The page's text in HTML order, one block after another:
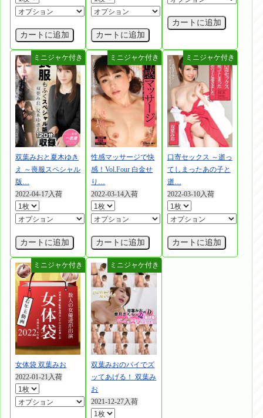
カートに追加 カートに追加
カートに追加
双葉みおと夏木ゆき
え ～喪服スペシャル
版…
2022-04-17入荷
カートに追加
性感マッサージで快
感！Vol.Four 白金せ
り…
2022-03-14入荷
カートに追加
口寄セックス ～逝っ
てしまったあの子と
逝…
2022-03-10入荷
カートに追加
女体袋 双葉みお
2022-01-21入荷
双葉みおのパイでズ
ッてあげる！ 双葉み
お
2021-12-27入荷